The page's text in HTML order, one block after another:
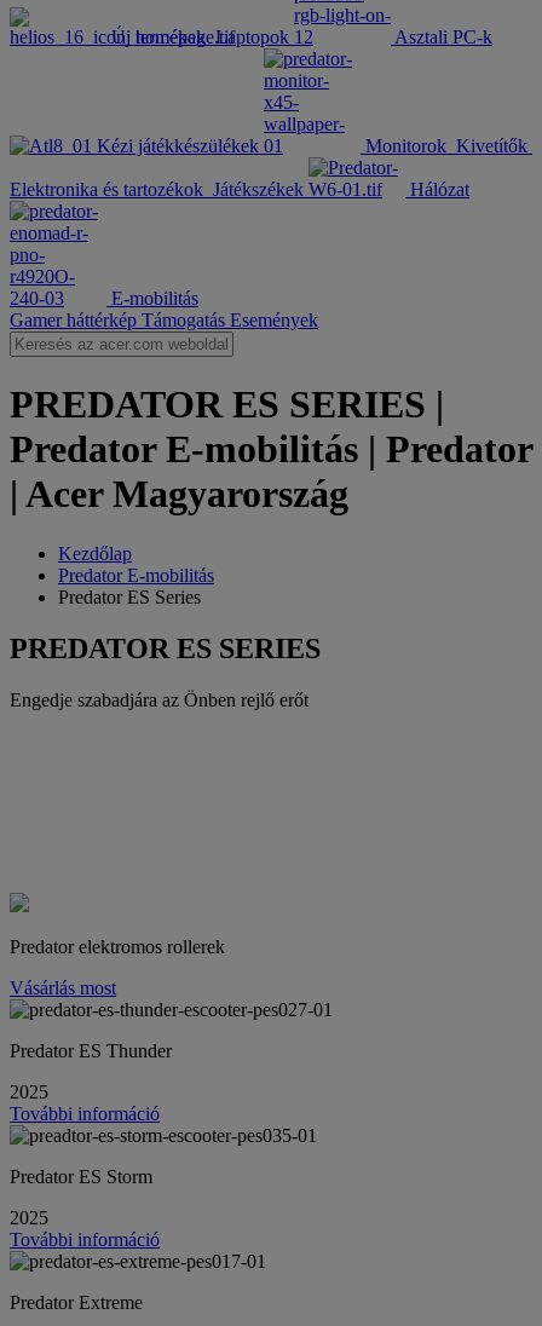
Új termékek Laptopok Asztali PC-k
Kézi játékkészülékek Monitorok Kivetítők
Elektronika és tartozékok Játékszékek Hálózat
E-mobilitás
Gamer háttérkép Támogatás Események
PREDATOR ES SERIES |
Predator E-mobilitás | Predator
| Acer Magyarország
Kezdőlap
‌Predator E-mobilitás
Predator ES Series
PREDATOR ES SERIES
Engedje szabadjára az Önben rejlő erőt
Predator elektromos rollerek
Vásárlás most
Predator ES Thunder
2025
További információ
Predator ES Storm
2025
További információ
Predator Extreme